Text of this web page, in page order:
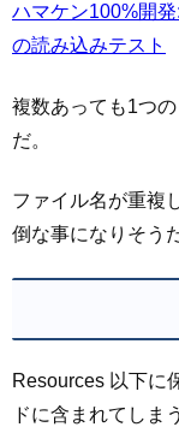
ハマケン100%開
の読み込みテスト
複数あっても1つ
だ。
ファイル名が重複
倒な事になりそう
Resources 以下に
ドに含まれてしま